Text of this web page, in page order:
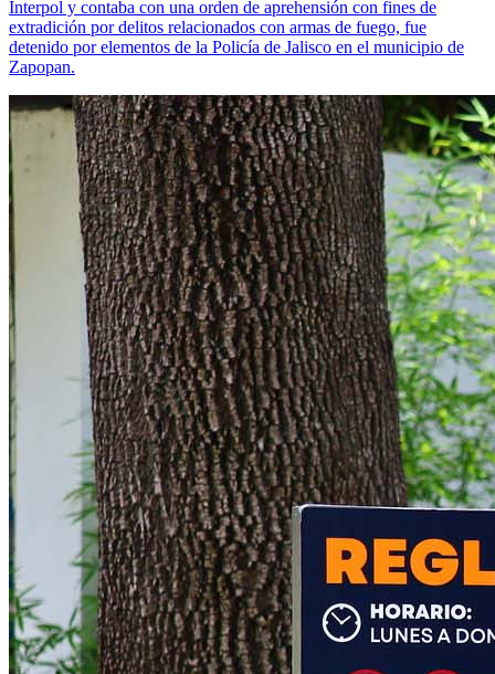
Interpol y contaba con una orden de aprehensión con fines de
extradición por delitos relacionados con armas de fuego, fue
detenido por elementos de la Policía de Jalisco en el municipio de
Zapopan.